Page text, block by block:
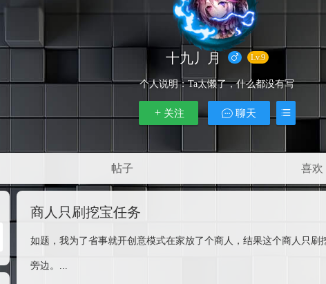
十九丿月 Lv.9
个人说明：Ta太懒了，什么都没有写
关注 聊天
帖子 喜欢
商人只刷挖宝任务
如题，我为了省事就开创意模式在家放了个商人，结果这个商人只
旁边。...